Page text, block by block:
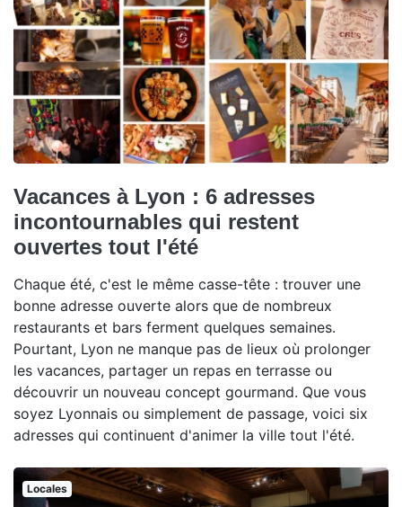
Vacances à Lyon : 6 adresses
incontournables qui restent
ouvertes tout l'été
Chaque été, c'est le même casse-tête : trouver une
bonne adresse ouverte alors que de nombreux
restaurants et bars ferment quelques semaines.
Pourtant, Lyon ne manque pas de lieux où prolonger
les vacances, partager un repas en terrasse ou
découvrir un nouveau concept gourmand. Que vous
soyez Lyonnais ou simplement de passage, voici six
adresses qui continuent d'animer la ville tout l'été.
Locales